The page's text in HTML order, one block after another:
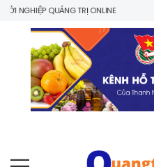
NGHIỆP QUẢNG TRỊ ONLINE